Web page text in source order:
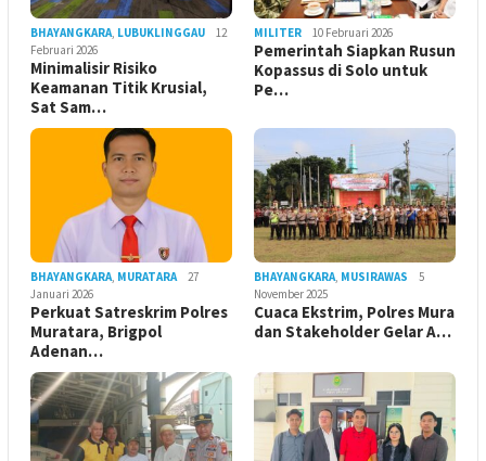
BHAYANGKARA, LUBUKLINGGAU
12
Februari 2026
Minimalisir Risiko
Keamanan Titik Krusial,
Sat Sam…
MILITER 10 Februari 2026
Pemerintah Siapkan Rusun
Kopassus di Solo untuk
Pe…
BHAYANGKARA, MURATARA
27
Januari 2026
Perkuat Satreskrim Polres
Muratara, Brigpol
Adenan…
BHAYANGKARA, MUSIRAWAS
5
November 2025
Cuaca Ekstrim, Polres Mura
dan Stakeholder Gelar A…